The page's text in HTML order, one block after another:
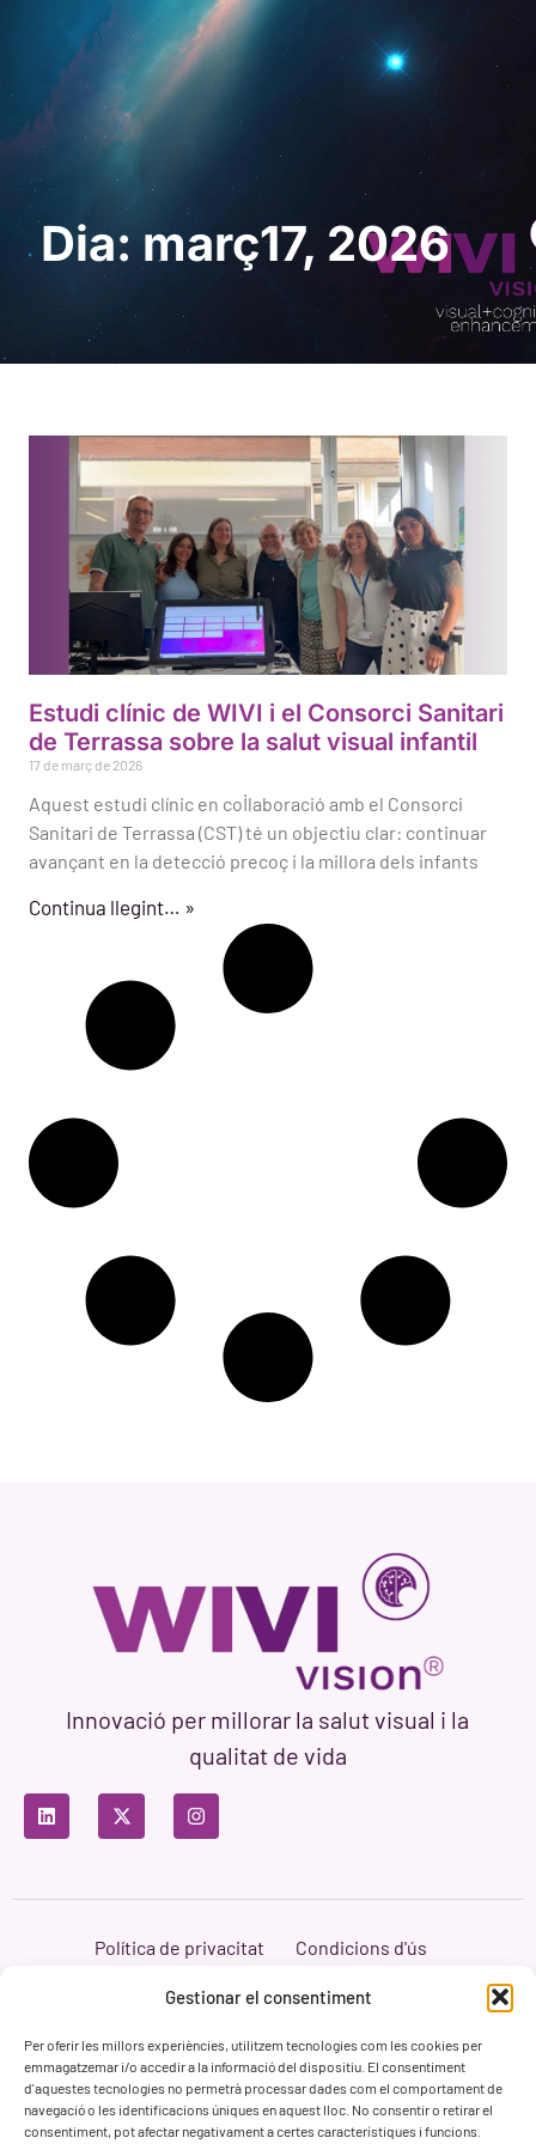
Gestionar el consentiment
Per oferir les millors experiències, utilitzem tecnologies com les cookies per
emmagatzemar i/o accedir a la informació del dispositiu. El consentiment
d'aquestes tecnologies no permetrà processar dades com el comportament de
navegació o les identificacions úniques en aquest lloc. No consentir o retirar el
consentiment, pot afectar negativament a certes característiques i funcions.
Sol · licita una
demostració
Dia: març17, 2026
Estudi clínic de WIVI i el Consorci Sanitari
de Terrassa sobre la salut visual infantil
17 de març de 2026
Aquest estudi clínic en col·laboració amb el Consorci
Sanitari de Terrassa (CST) té un objectiu clar: continuar
avançant en la detecció precoç i la millora dels infants
Continua llegint… »
Innovació per millorar la salut visual i la
qualitat de vida
Política de privacitat
Condicions d'ús
Branding i Web ASH Proyectos Creativos